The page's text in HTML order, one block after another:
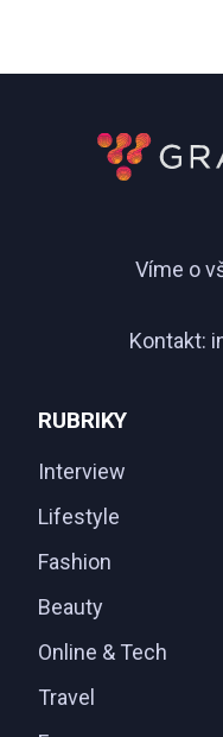
Víme o
Kontakt:
RUBRIKY
Interview
Lifestyle
Fashion
Beauty
Online & Tech
Travel